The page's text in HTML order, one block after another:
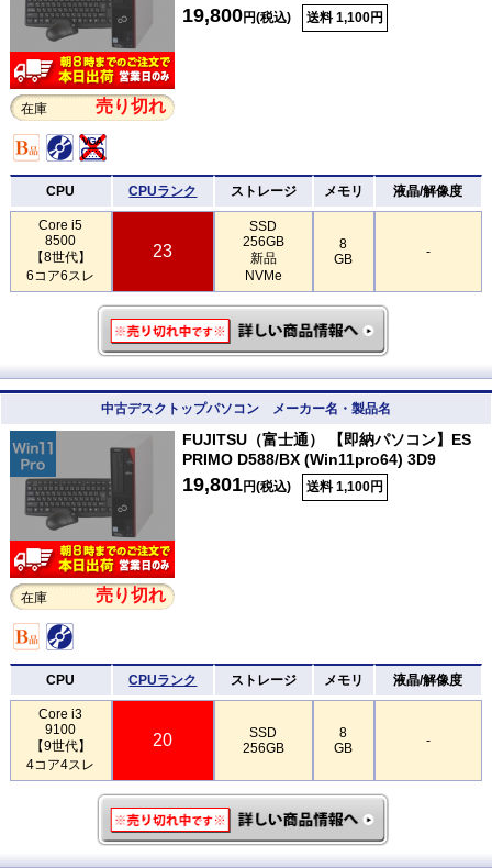
在庫 売り切れ
19,800円(税込) 送料 1,100円
CPU CPUランク ストレージ メモリ 液晶/解像度
Core i5
8500
【8世代】
6コア6スレ
23
SSD
256GB
新品
NVMe
8
GB
-
中古デスクトップパソコン メーカー名・製品名
在庫 売り切れ
FUJITSU（富士通） 【即納パソコン】ES
PRIMO D588/BX (Win11pro64) 3D9
19,801円(税込) 送料 1,100円
CPU CPUランク ストレージ メモリ 液晶/解像度
Core i3
9100
【9世代】
4コア4スレ
20
SSD
256GB
8
GB
-